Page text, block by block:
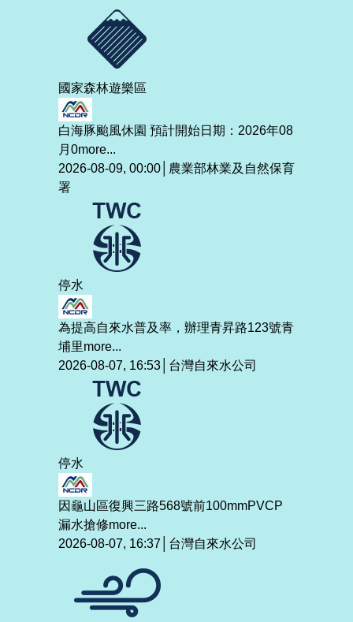
國家森林遊樂區
白海豚颱風休園 預計開始日期：2026年08
月0more...
2026-08-09, 00:00│農業部林業及自然保育
署
停水
為提高自來水普及率，辦理青昇路123號青
埔里more...
2026-08-07, 16:53│台灣自來水公司
停水
因龜山區復興三路568號前100mmPVCP
漏水搶修more...
2026-08-07, 16:37│台灣自來水公司